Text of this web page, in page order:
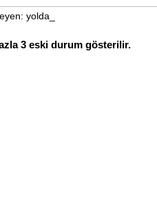
yolda_
3 eski durum gösterilir.